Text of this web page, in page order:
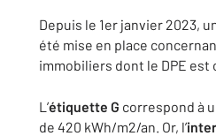
Depuis le 1er janvier 2023,
été mise en place
immobiliers dont le DPE est
L’étiquette G correspond à
de 420 kWh/m2/an. Or, l’